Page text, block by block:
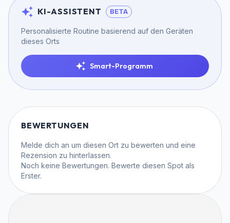
KI-ASSISTENT BETA
Personalisierte Routine basierend auf den Geräten
dieses Orts
Smart-Programm
BEWERTUNGEN
Melde dich an um diesen Ort zu bewerten und eine
Rezension zu hinterlassen.
Noch keine Bewertungen. Bewerte diesen Spot als
Erster.